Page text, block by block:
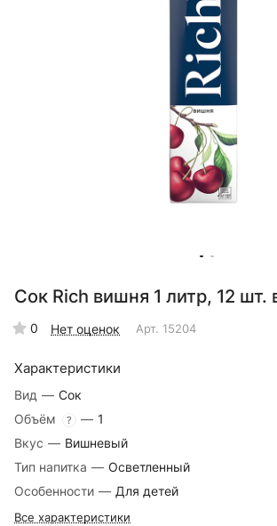
Сок Rich вишня 1 литр, 12 шт.
0 Нет оценок Арт. 15204
Характеристики
Вид — Сок
Объём
? — 1
Вкус — Вишневый
Тип напитка — Осветленный
Особенности — Для детей
Все характеристики